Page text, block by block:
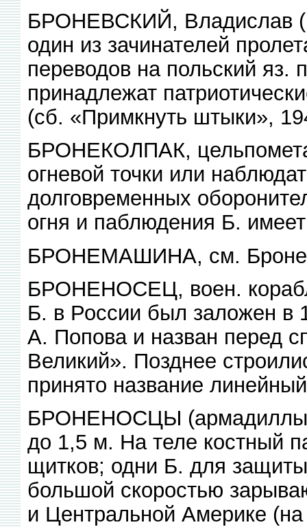
БРОНЕВСКИЙ, Владислав
один из зачинателей
переводов на польский яз.
принадлежат
(сб. «Примкнуть штыки»,
БРОНЕКОЛПАК,
огневой точки или
долговременных
огня и паблюдения Б.
БРОНЕМАШИНА, см.
БРОНЕНОСЕЦ, воен.
Б. в России был заложен в
А. Попова и назван перед
Великий». Позднее
принято название
БРОНЕНОСЦЫ
до 1,5 м. На теле костный
щитков; одни Б. для
большой скоростью
и Центральной Америке